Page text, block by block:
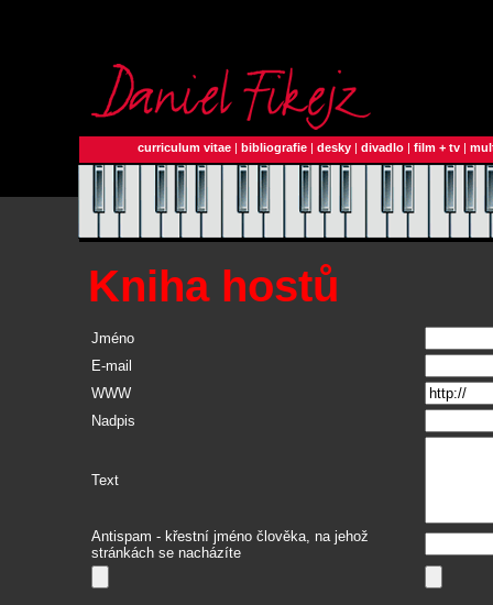
curriculum vitae | bibliografie | desky | divadlo | film + tv |
Kniha hostů
Jméno
E-mail
WWW
Nadpis
Text
Antispam - křestní jméno člověka, na jehož
stránkách se nacházíte